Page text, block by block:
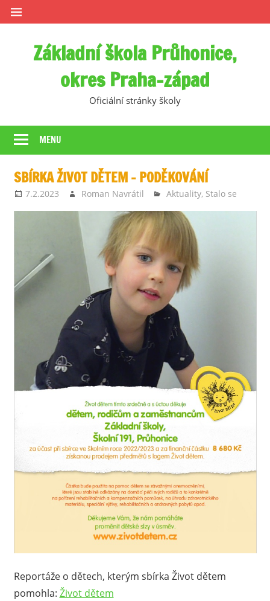
Skip
to
Základní škola Průhonice,
okres Praha-západ
Oficiální stránky školy
MENU
SBÍRKA ŽIVOT DĚTEM – PODĚKOVÁNÍ
7.2.2023 Roman Navrátil Aktuality, Stalo se
Reportáže o dětech, kterým sbírka Život dětem
pomohla: Život dětem